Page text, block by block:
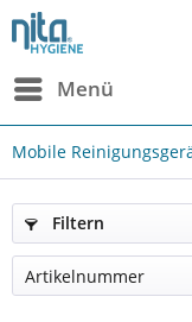
Menü
Mobile
Filtern